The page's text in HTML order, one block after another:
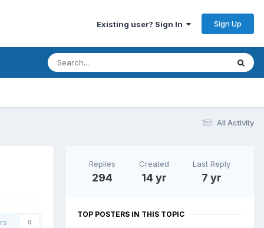
Existing user? Sign In Sign Up
All Activity
0
Replies
294
Created
14 yr
Last Reply
7 yr
TOP POSTERS IN THIS TOPIC